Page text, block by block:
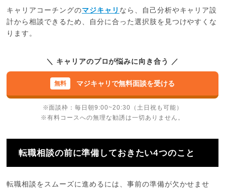
キャリアコーチングのマジキャリ なら、自己分析やキャリア設
計から相談できるため、自分に合った選択肢を見つけやすくな
ります。
＼ キャリアのプロが悩みに向き合う ／
マジキャリで無料面談を受ける
※面談枠：毎日朝9:00~20:30（土日祝も可能）
※有料コースへの無理な勧誘は一切ありません。
転職相談の前に準備しておきたい4つのこと
転職相談をスムーズに進めるには、事前の準備が欠かせませ